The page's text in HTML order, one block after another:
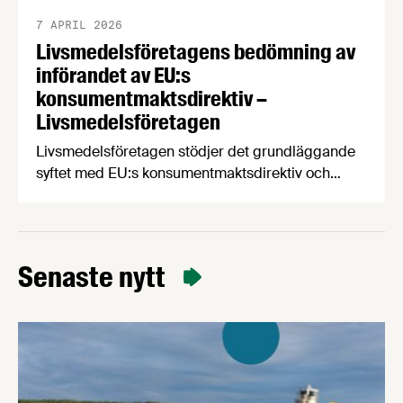
Livsmedelsföretagens bedömning av
införandet av EU:s
konsumentmaktsdirektiv –
Livsmedelsföretagen
7 APRIL 2026
Livsmedelsföretagen stödjer det grundläggande
syftet med EU:s konsumentmaktsdirektiv och
upprepade möten vägrar Regeringskansliet och
kring övergångsregler. Därför ger
till medlemsföretagen.
Senaste nytt